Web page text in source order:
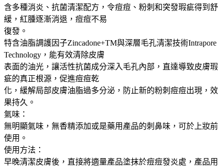
含多種消炎、抗菌清潔配方，令痘痘、粉刺和突發瑕疵得到舒
緩，紅腫逐漸消退，痘痘不易
復發。
特含油脂調護因子Zincadone+TM與深層毛孔清潔技術Intrapore
Technology，能有效清除皮膚
表面的油光，讓活性抗菌成分深入毛孔內部，直達導致皮膚瑕
疵的真正根源，促進痘痘乾
化，緩解局部皮膚油脂過多分泌，防止新的粉刺痘痘出現，效
果持久。
氣味：
無明顯氣味，無香精添加或是藥用產品的刺鼻味，可於上妝前
使用。
使用方法：
早晚清潔皮膚後，直接將適量產品塗抹於痘痘發炎處，產品用